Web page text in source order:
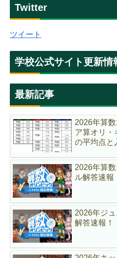
Twitter
ツイート
学校公式サイト更新情
最新記事
2026年算
ア算オリ・
の平均点と
2026年算
ル解答速報
2026年ジ
解答速報！